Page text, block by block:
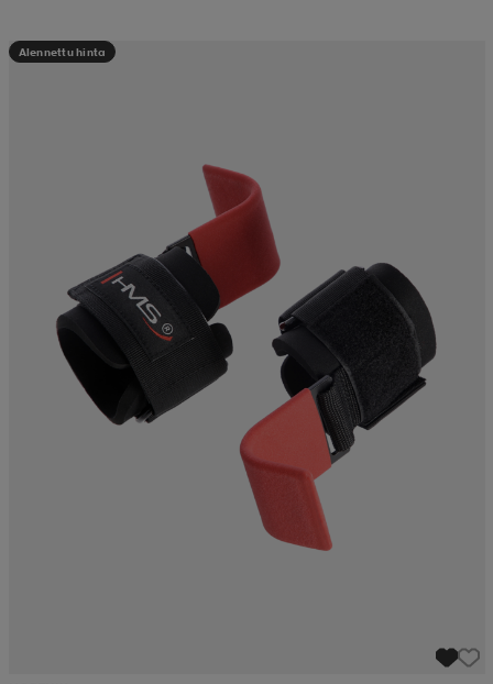
Alennettu hinta